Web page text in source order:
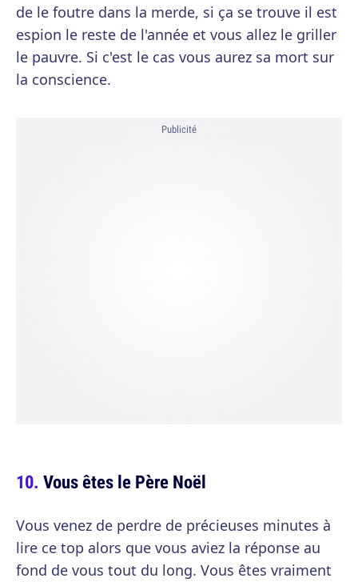
de le foutre dans la merde, si ça se trouve il est
espion le reste de l'année et vous allez le griller
le pauvre. Si c'est le cas vous aurez sa mort sur
la conscience.
Publicité
Vous êtes le Père Noël
Vous venez de perdre de précieuses minutes à
lire ce top alors que vous aviez la réponse au
fond de vous tout du long. Vous êtes vraiment